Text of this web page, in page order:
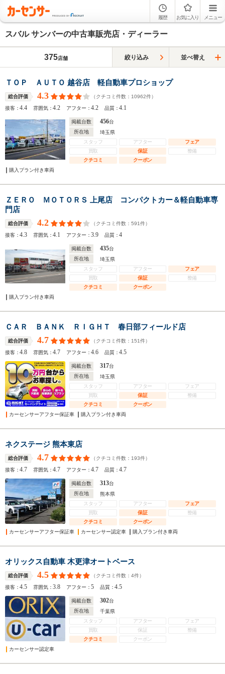
履歴 お気に入り メニュー
スバル サンバーの中古車販売店・ディーラー
375店舗 絞り込み 並べ替え
ＴＯＰ ＡＵＴＯ 越谷店 軽自動車プロショップ
総合評価 4.3 （クチコミ件数： 10962件）
接客：4.4 雰囲気：4.2 アフター：4.2 品質：4.1
掲載台数 456台
所在地
埼玉県
スタッフ
アフター
フェア
買取
保証
整備
クチコミ
クーポン
購入プラン付き車両
ＺＥＲＯ ＭＯＴＯＲＳ 上尾店 コンパクトカー＆軽自動車専
門店
総合評価 4.2 （クチコミ件数： 591件）
接客：4.3 雰囲気：4.1 アフター：3.9 品質：4
掲載台数 435台
所在地
埼玉県
スタッフ
アフター
フェア
買取
保証
整備
クチコミ
クーポン
購入プラン付き車両
ＣＡＲ ＢＡＮＫ ＲＩＧＨＴ 春日部フィールド店
総合評価 4.7 （クチコミ件数： 151件）
接客：4.8 雰囲気：4.7 アフター：4.6 品質：4.5
掲載台数 317台
所在地
埼玉県
スタッフ
アフター
フェア
買取
保証
整備
クチコミ
クーポン
カーセンサーアフター保証車
購入プラン付き車両
ネクステージ 熊本東店
総合評価 4.7 （クチコミ件数： 193件）
接客：4.7 雰囲気：4.7 アフター：4.7 品質：4.7
掲載台数 313台
所在地
熊本県
スタッフ
アフター
フェア
買取
保証
整備
クチコミ
クーポン
カーセンサーアフター保証車
カーセンサー認定車 購入プラン付き車両
オリックス自動車 木更津オートベース
総合評価 4.5 （クチコミ件数： 4件）
接客：4.5 雰囲気：3.8 アフター：5 品質：4.5
掲載台数 302台
所在地
千葉県
スタッフ
アフター
フェア
買取
保証
整備
クチコミ
クーポン
カーセンサー認定車